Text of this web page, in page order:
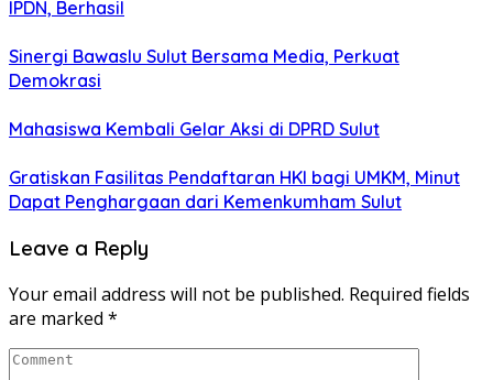
IPDN, Berhasil
Sinergi Bawaslu Sulut Bersama Media, Perkuat
Demokrasi
Mahasiswa Kembali Gelar Aksi di DPRD Sulut
Gratiskan Fasilitas Pendaftaran HKI bagi UMKM, Minut
Dapat Penghargaan dari Kemenkumham Sulut
Leave a Reply
Your email address will not be published. Required fields
are marked *